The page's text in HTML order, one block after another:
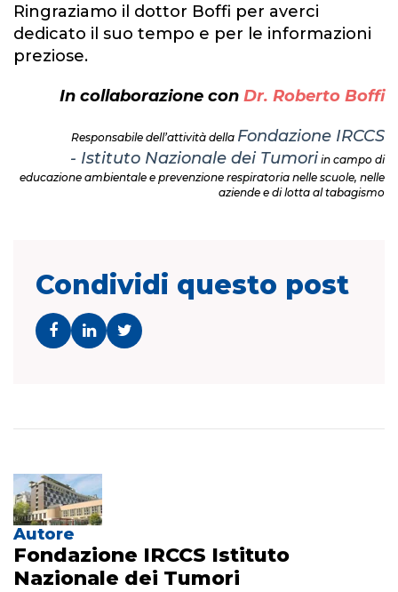
Ringraziamo il dottor Boffi per averci
dedicato il suo tempo e per le informazioni
preziose.
In collaborazione con Dr. Roberto Boffi
Responsabile dell’attività della Fondazione IRCCS
- Istituto Nazionale dei Tumori in campo di
educazione ambientale e prevenzione respiratoria nelle scuole, nelle
aziende e di lotta al tabagismo
Condividi questo post
Autore
Fondazione IRCCS Istituto
Nazionale dei Tumori